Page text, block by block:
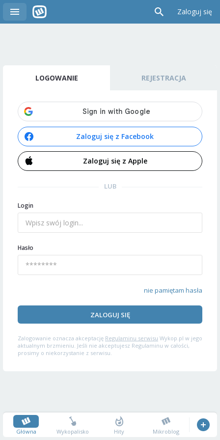
Zaloguj się
LOGOWANIE REJESTRACJA
Zaloguj się z Facebook
Zaloguj się z Apple
LUB
Login
Hasło
nie pamiętam hasła
ZALOGUJ SIĘ
Zalogowanie oznacza akceptację Regulaminu serwisu Wykop.pl w jego
aktualnym brzmieniu. Jeśli nie akceptujesz Regulaminu w całości,
prosimy o niekorzystanie z serwisu.
Główna Wykopalisko Hity Mikroblog